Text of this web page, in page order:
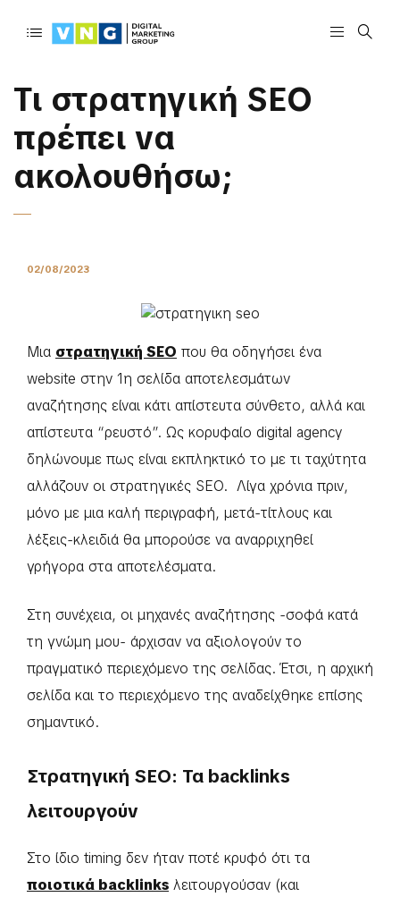
Τι στρατηγική SEO
πρέπει να
ακολουθήσω;
02/08/2023
Μια στρατηγική SEO που θα οδηγήσει ένα
website στην 1η σελίδα αποτελεσμάτων
αναζήτησης είναι κάτι απίστευτα σύνθετο, αλλά και
απίστευτα “ρευστό”. Ως κορυφαίο digital agency
δηλώνουμε πως είναι εκπληκτικό το με τι ταχύτητα
αλλάζουν οι στρατηγικές SEO. Λίγα χρόνια πριν,
μόνο με μια καλή περιγραφή, μετά-τίτλους και
λέξεις-κλειδιά θα μπορούσε να αναρριχηθεί
γρήγορα στα αποτελέσματα.
Στη συνέχεια, οι μηχανές αναζήτησης -σοφά κατά
τη γνώμη μου- άρχισαν να αξιολογούν το
πραγματικό περιεχόμενο της σελίδας. Έτσι, η αρχική
σελίδα και το περιεχόμενο της αναδείχθηκε επίσης
σημαντικό.
Στρατηγική SEO: Τα backlinks
λειτουργούν
Στο ίδιο timing δεν ήταν ποτέ κρυφό ότι τα
ποιοτικά backlinks λειτουργούσαν (και